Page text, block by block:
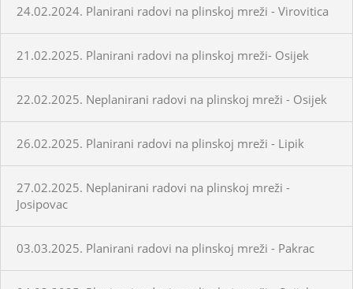
24.02.2024. Planirani radovi na plinskoj mreži - Virovitica
21.02.2025. Planirani radovi na plinskoj mreži- Osijek
22.02.2025. Neplanirani radovi na plinskoj mreži - Osijek
26.02.2025. Planirani radovi na plinskoj mreži - Lipik
27.02.2025. Neplanirani radovi na plinskoj mreži -
Josipovac
03.03.2025. Planirani radovi na plinskoj mreži - Pakrac